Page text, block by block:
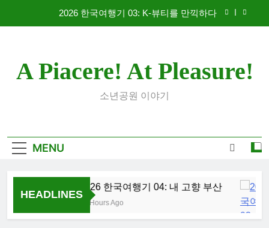
2026 한국여행기 03: K-뷰티를 만끽하다
2026 한국여행기 02: 82쿡 덕분에 만난 사람들
2026 한국여행기 04: 내 고향 부산
대학 신입생 오리엔테이션과 남편 수술후 회복
A Piacere! At Pleasure!
소년공원 이야기
MENU
HEADLINES
2026 한국여행기 04: 내 고향 부산
15 Hours Ago